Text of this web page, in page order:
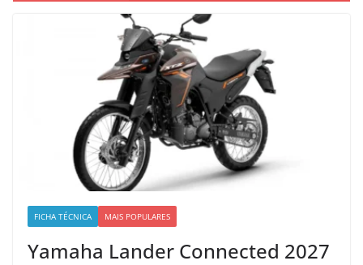
FICHA TÉCNICA MAIS POPULARES
Yamaha Lander Connected 2027